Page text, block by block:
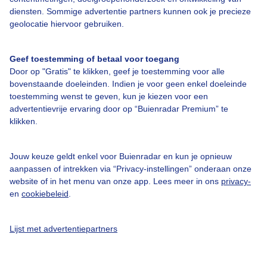
diensten. Sommige advertentie partners kunnen ook je precieze
geolocatie hiervoor gebruiken.
Geef toestemming of betaal voor toegang
Door op "Gratis" te klikken, geef je toestemming voor alle
bovenstaande doeleinden. Indien je voor geen enkel doeleinde
toestemming wenst te geven, kun je kiezen voor een
advertentievrije ervaring door op “Buienradar Premium” te
klikken.
Jouw keuze geldt enkel voor Buienradar en kun je opnieuw
aanpassen of intrekken via “Privacy-instellingen” onderaan onze
website of in het menu van onze app. Lees meer in ons privacy-
en cookiebeleid
Lijst met advertentiepartners
Bedrijfsgegevens
Contact
Toegankelijkheid
Gebruikersvoorwaarden
Adverteren
Privacy beleid
Cookie beleid